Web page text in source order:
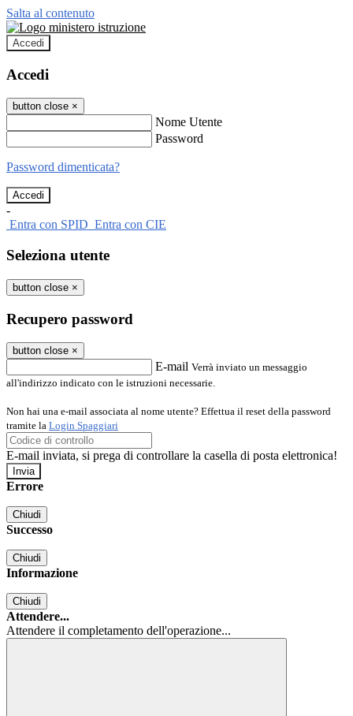
Salta al contenuto
Accedi
Accedi
button close ×
Nome Utente
Password
Password dimenticata?
-
Entra con SPID Entra con CIE
Seleziona utente
button close ×
Recupero password
button close ×
E-mail Verrà inviato un messaggio
all'indirizzo indicato con le istruzioni necessarie.
Non hai una e-mail associata al nome utente? Effettua il reset della password
tramite la Login Spaggiari
E-mail inviata, si prega di controllare la casella di posta elettronica!
Errore
Chiudi
Successo
Chiudi
Informazione
Chiudi
Attendere...
Attendere il completamento dell'operazione...